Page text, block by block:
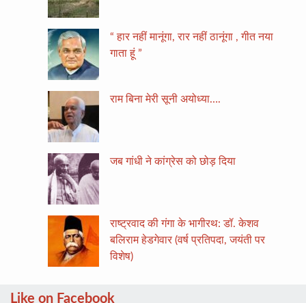
“ हार नहीं मानूंगा, रार नहीं ठानूंगा , गीत नया
गाता हूं ”
राम बिना मेरी सूनी अयोध्या….
जब गांधी ने कांग्रेस को छोड़ दिया
राष्ट्रवाद की गंगा के भागीरथ: डॉ. केशव
बलिराम हेडगेवार (वर्ष प्रतिपदा, जयंती पर
विशेष)
Like on Facebook